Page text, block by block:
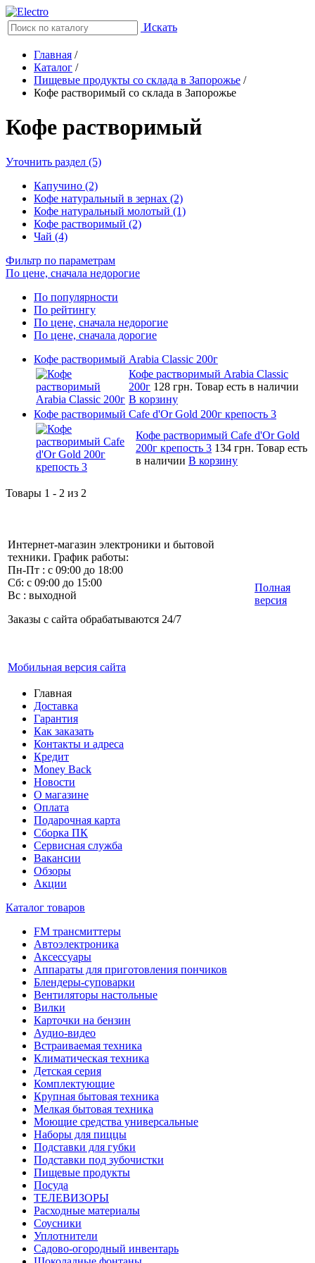
Искать
Главная /
Каталог /
Пищевые продукты со склада в Запорожье /
Кофе растворимый со склада в Запорожье
Кофе растворимый
Уточнить раздел (5)
Капучино (2)
Кофе натуральный в зернах (2)
Кофе натуральный молотый (1)
Кофе растворимый (2)
Чай (4)
Фильтр по параметрам
По цене, сначала недорогие
По популярности
По рейтингу
По цене, сначала недорогие
По цене, сначала дорогие
Кофе растворимый Arabia Classic 200г
Кофе растворимый Arabia Classic
200г 128 грн. Товар есть в наличии
В корзину
Кофе растворимый Cafe d'Or Gold 200г крепость 3
Кофе растворимый Cafe d'Or Gold
200г крепость 3 134 грн. Товар есть
в наличии В корзину
Товары 1 - 2 из 2
Интернет-магазин электроники и бытовой
техники. График работы:
Пн-Пт : с 09:00 до 18:00
Сб: с 09:00 до 15:00
Вс : выходной
Заказы с сайта обрабатываются 24/7
Мобильная версия сайта
Полная
версия
Главная
Доставка
Гарантия
Как заказать
Контакты и адреса
Кредит
Money Back
Новости
О магазине
Оплата
Подарочная карта
Сборка ПК
Сервисная служба
Вакансии
Обзоры
Акции
Каталог товаров
FM трансмиттеры
Автоэлектроника
Аксессуары
Аппараты для приготовления пончиков
Блендеры-суповарки
Вентиляторы настольные
Вилки
Карточки на бензин
Аудио-видео
Встраиваемая техника
Климатическая техника
Детская серия
Комплектующие
Крупная бытовая техника
Мелкая бытовая техника
Моющие средства универсальные
Наборы для пиццы
Подставки для губки
Подставки под зубочистки
Пищевые продукты
Посуда
ТЕЛЕВИЗОРЫ
Расходные материалы
Соусники
Уплотнители
Садово-огородный инвентарь